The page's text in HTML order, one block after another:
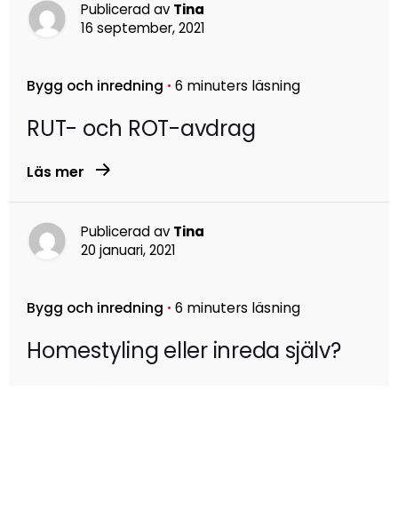
Bygg och inredning 6 minuters läsning
Publicerad av Tina
16 september, 2021
RUT- och ROT-avdrag
Läs mer
Bygg och inredning 6 minuters läsning
Publicerad av Tina
20 januari, 2021
Homestyling eller inreda själv?